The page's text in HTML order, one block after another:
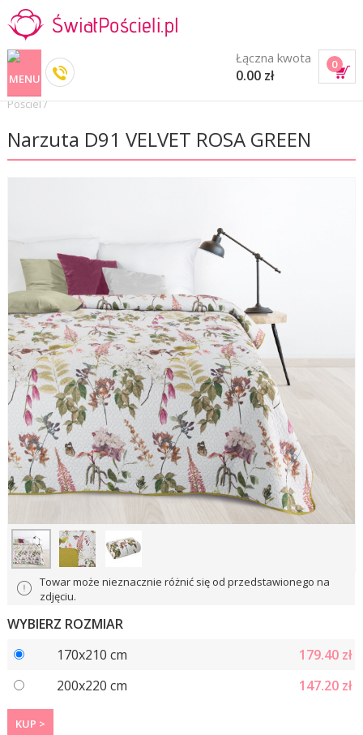
0
Łączna kwota
0.00 zł
Pościel/
Narzuta D91 VELVET ROSA GREEN
Towar może nieznacznie różnić się od przedstawionego na
zdjęciu.
WYBIERZ ROZMIAR
170x210 cm
179.40 zł
200x220 cm
147.20 zł
KUP >